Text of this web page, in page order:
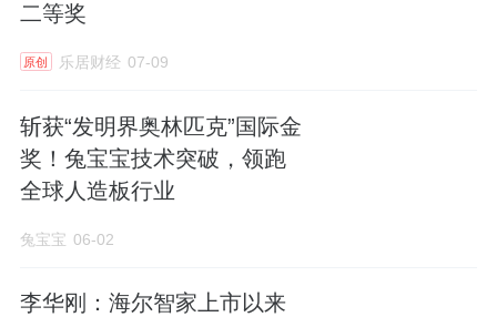
二等奖
原创 乐居财经 07-09
斩获“发明界奥林匹克”国际金
奖！兔宝宝技术突破，领跑
全球人造板行业
兔宝宝 06-02
李华刚：海尔智家上市以来